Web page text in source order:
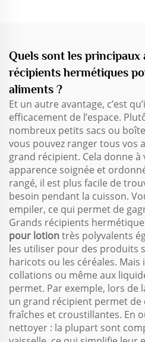
Quels sont les principaux
récipients hermétiques
aliments ?
Et un autre avantage, c’est
efficacement de l’espace.
nombreux petits sacs ou
vous pouvez ranger tous vos
grand récipient. Cela donne
apparence soignée et
rangé, il est plus facile de
besoin pendant la cuisson.
empiler, ce qui permet de
Grands récipients
pour lotiontrès polyvalents
les utiliser pour des produits
haricots ou les céréales.
collations ou même aux
permet. Par exemple, lors de
un grand récipient permet de
fraîches et croustillantes. En
nettoyer : la plupart sont